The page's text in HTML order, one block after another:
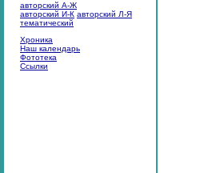
авторский А-Ж
авторский И-К авторский Л-Я
тематический
Хроника
Наш календарь
Фототека
Ссылки